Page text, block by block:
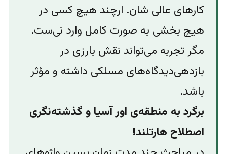
کارهای عالی شان. ارچند هیچ کسی در
هیچ بخشی به صورت کامل وارد نی‌ست.
مگر تجربه‌ می‌تواند نقش بارزی در
بازدهی‌دیدگاه‌های مسلکی داشته و مؤثر
باشد.
برگرد به منطقه‌ی اور آسیا و گذشته‌نگری
اصطلاح هارتلند!